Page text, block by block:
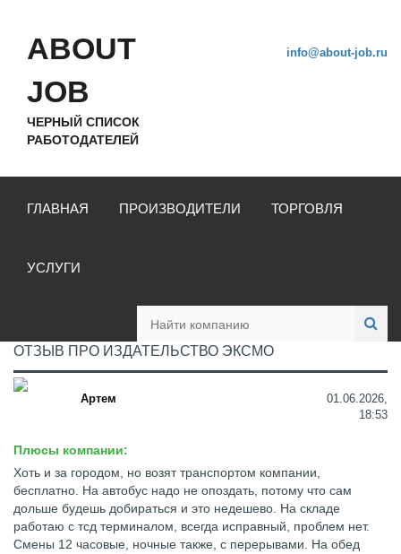
ABOUT
JOB
ЧЕРНЫЙ СПИСОК
РАБОТОДАТЕЛЕЙ
info@about-job.ru
ГЛАВНАЯ ПРОИЗВОДИТЕЛИ ТОРГОВЛЯ
УСЛУГИ
ОТЗЫВ ПРО ИЗДАТЕЛЬСТВО ЭКСМО
Артем
01.06.2026,
18:53
Плюсы компании:
Хоть и за городом, но возят транспортом компании,
бесплатно. На автобус надо не опоздать, потому что сам
дольше будешь добираться и это недешево. На складе
работаю с тсд терминалом, всегда исправный, проблем нет.
Смены 12 часовые, ночные также, с перерывами. На обед